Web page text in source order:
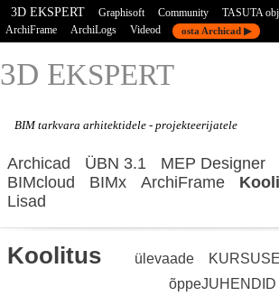
3D EKSPERT Graphisoft Community TASUTA
ArchiFrame
ArchiLogs Videod osta Archicad ▶
3D EKSPERT
BIM tarkvara arhitektidele - projekteerijatele
Archicad ÜBN 3.1 MEP Designer
BIMcloud
BIMx ArchiFrame
Lisad
Koolitus ülevaade
õppeJUHENDID